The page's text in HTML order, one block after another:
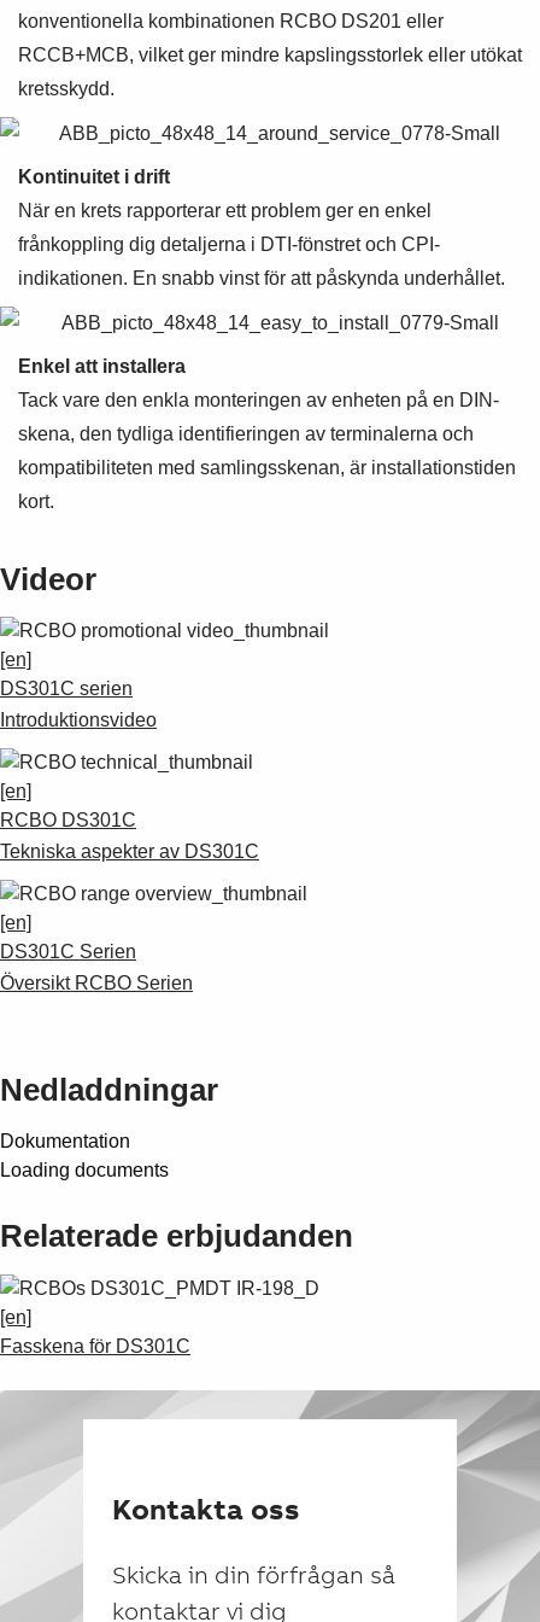
konventionella kombinationen RCBO DS201 eller
RCCB+MCB, vilket ger mindre kapslingsstorlek eller utökat
kretsskydd.
Kontinuitet i drift
När en krets rapporterar ett problem ger en enkel
frånkoppling dig detaljerna i DTI-fönstret och CPI-
indikationen. En snabb vinst för att påskynda underhållet.
Enkel att installera
Tack vare den enkla monteringen av enheten på en DIN-
skena, den tydliga identifieringen av terminalerna och
kompatibiliteten med samlingsskenan, är installationstiden
kort.
Videor
[en]
DS301C serien
Introduktionsvideo
[en]
RCBO DS301C
Tekniska aspekter av DS301C
[en]
DS301C Serien
Översikt RCBO Serien
Nedladdningar
Dokumentation
Loading documents
Relaterade erbjudanden
[en]
Fasskena för DS301C
Kontakta oss
Skicka in din förfrågan så
kontaktar vi dig